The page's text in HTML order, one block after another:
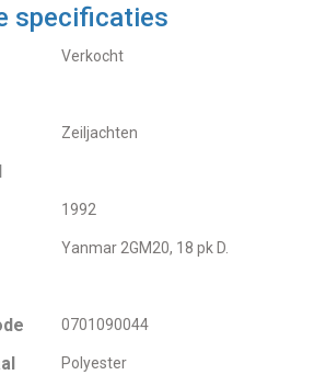
specificaties
Verkocht
Zeiljachten
1992
Yanmar 2GM20, 18 pk D.
0701090044
Polyester